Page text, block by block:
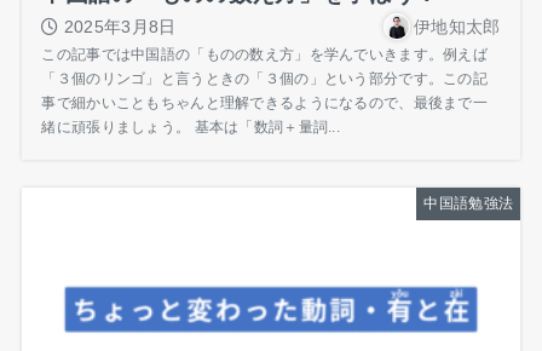
2025年3月8日 伊地知太郎
この記事では中国語の「ものの数え方」を学んでいきます。例えば
「３個のリンゴ」と言うときの「３個の」という部分です。この記
事で細かいこともちゃんと理解できるようになるので、最後まで一
緒に頑張りましょう。 基本は「数詞＋量詞...
中国語勉強法